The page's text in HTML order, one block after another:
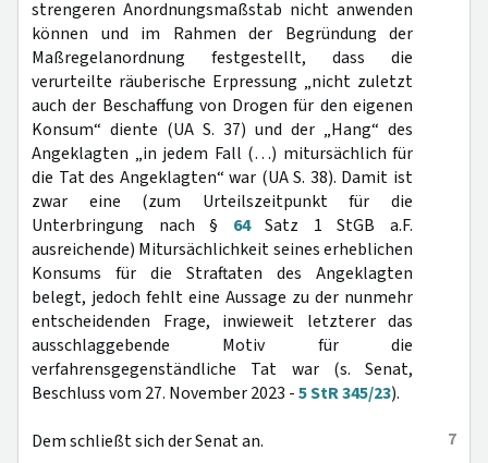
strengeren Anordnungsmaßstab nicht anwenden
können und im Rahmen der Begründung der
Maßregelanordnung festgestellt, dass die
verurteilte räuberische Erpressung „nicht zuletzt
auch der Beschaffung von Drogen für den eigenen
Konsum“ diente (UA S. 37) und der „Hang“ des
Angeklagten „in jedem Fall (…) mitursächlich für
die Tat des Angeklagten“ war (UA S. 38). Damit ist
zwar eine (zum Urteilszeitpunkt für die
Unterbringung nach § 64Satz 1 StGB a.F.
ausreichende) Mitursächlichkeit seines erheblichen
Konsums für die Straftaten des Angeklagten
belegt, jedoch fehlt eine Aussage zu der nunmehr
entscheidenden Frage, inwieweit letzterer das
ausschlaggebende Motiv für die
verfahrensgegenständliche Tat war (s. Senat,
Beschluss vom 27. November 2023 -5 StR 345/23).
7
Dem schließt sich der Senat an.